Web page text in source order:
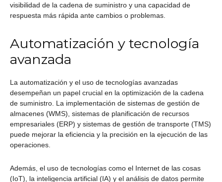
visibilidad de la cadena de suministro y una capacidad de
respuesta más rápida ante cambios o problemas.
Automatización y tecnología
avanzada
La automatización y el uso de tecnologías avanzadas
desempeñan un papel crucial en la optimización de la cadena
de suministro. La implementación de sistemas de gestión de
almacenes (WMS), sistemas de planificación de recursos
empresariales (ERP) y sistemas de gestión de transporte (TMS)
puede mejorar la eficiencia y la precisión en la ejecución de las
operaciones.
Además, el uso de tecnologías como el Internet de las cosas
(IoT), la inteligencia artificial (IA) y el análisis de datos permite